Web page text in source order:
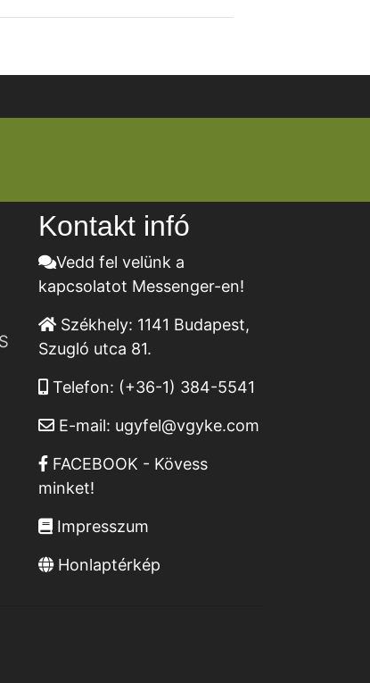
Kontakt infó
Vedd fel velünk a
kapcsolatot Messenger-en!
Székhely: 1141 Budapest,
Szugló utca 81.
Telefon: (+36-1) 384-5541
E-mail: ugyfel@vgyke.com
FACEBOOK - Kövess
minket!
Impresszum
Honlaptérkép